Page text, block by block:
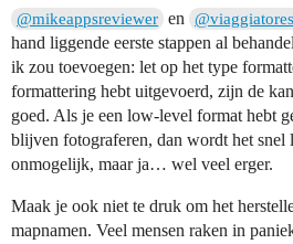
@mikeappsreviewer en
hand liggende eerste stappen al
ik zou toevoegen: let op het type
formattering hebt uitgevoerd, zijn de
goed. Als je een low-level format hebt
blijven fotograferen, dan wordt het
onmogelijk, maar ja… wel veel erger.
Maak je ook niet te druk om het
mapnamen. Veel mensen raken in